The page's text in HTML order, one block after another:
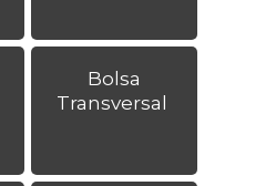
Bolsa
Transversal